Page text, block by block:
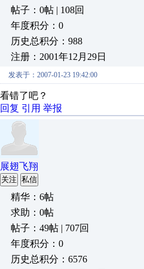
帖子：0帖 | 108回
年度积分：0
历史总积分：988
注册：2001年12月29日
发表于：2007-01-23 19:42:00
看错了吧？
回复 引用 举报
展翅飞翔
关注 私信
精华：6帖
求助：0帖
帖子：49帖 | 707回
年度积分：0
历史总积分：6576